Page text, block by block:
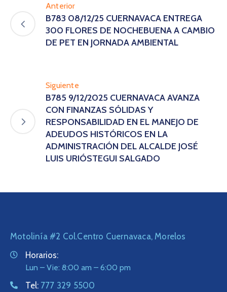
Anterior
B783 08/12/25 CUERNAVACA ENTREGA
300 FLORES DE NOCHEBUENA A CAMBIO
DE PET EN JORNADA AMBIENTAL
Siguiente
B785 9/12/2025 CUERNAVACA AVANZA
CON FINANZAS SÓLIDAS Y
RESPONSABILIDAD EN EL MANEJO DE
ADEUDOS HISTÓRICOS EN LA
ADMINISTRACIÓN DEL ALCALDE JOSÉ
LUIS URIÓSTEGUI SALGADO
Motolinía #2 Col.Centro Cuernavaca, Morelos
Horarios:
Lun – Vie: 8:00 am – 6:00 pm
Tel: 777 329 5500